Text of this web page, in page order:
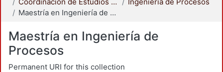
Maestría en Ingeniería de Procesos
Maestría en Ingeniería de
Procesos
Permanent URI for this collection